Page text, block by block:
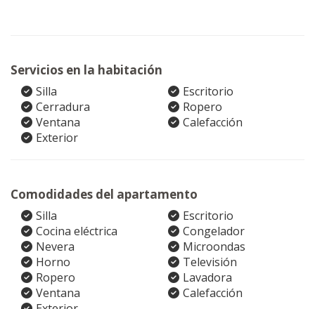
Servicios en la habitación
Silla
Escritorio
Cerradura
Ropero
Ventana
Calefacción
Exterior
Comodidades del apartamento
Silla
Escritorio
Cocina eléctrica
Congelador
Nevera
Microondas
Horno
Televisión
Ropero
Lavadora
Ventana
Calefacción